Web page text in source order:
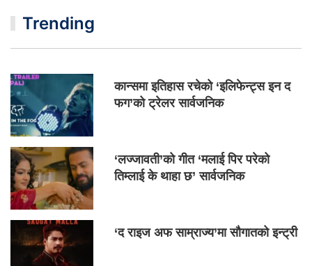
Trending
कान्समा इतिहास रचेको ‘इलिफेन्ट्स इन द
फग’को ट्रेलर सार्वजनिक
‘लज्जावती’को गीत ‘मलाई पिर परेको
तिम्लाई के थाहा छ’ सार्वजनिक
‘द राइज अफ साम्राज्य’मा सौगातको इन्ट्री